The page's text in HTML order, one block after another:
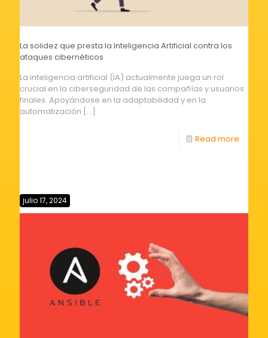
La solidez que presta la Inteligencia Artificial contra los
ataques cibernéticos
La inteligencia artificial (IA) actualmente juega un rol
crucial en la ciberseguridad de las compañías y usuarios
finales. Apoyándose en la adaptabilidad y en la
automatización […]
Read more
julio 17, 2024